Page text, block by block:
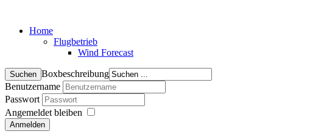
Home
Flugbetrieb
Wind Forecast
Boxbeschreibung
Benutzername
Passwort
Angemeldet bleiben
Anmelden